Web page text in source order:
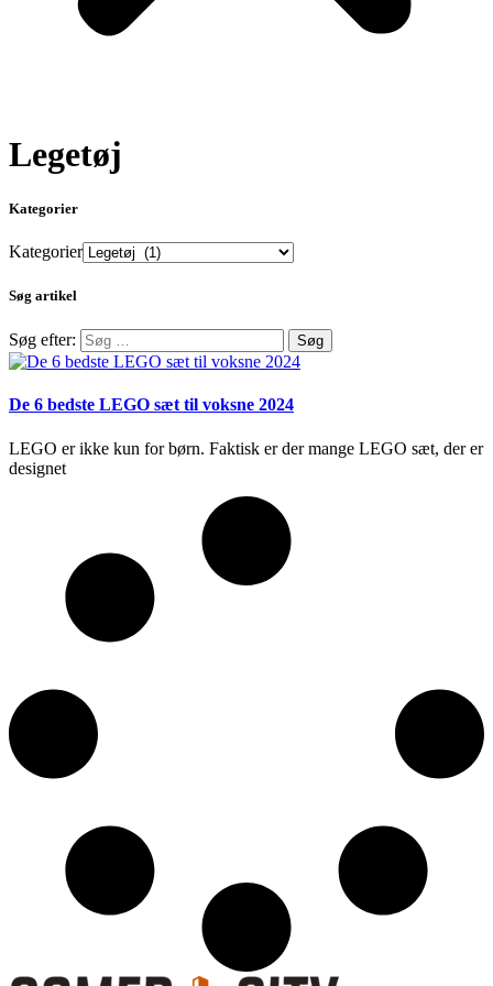
Legetøj
Kategorier
Kategorier
Søg artikel
Søg efter:
De 6 bedste LEGO sæt til voksne 2024
LEGO er ikke kun for børn. Faktisk er der mange LEGO sæt, der er
designet